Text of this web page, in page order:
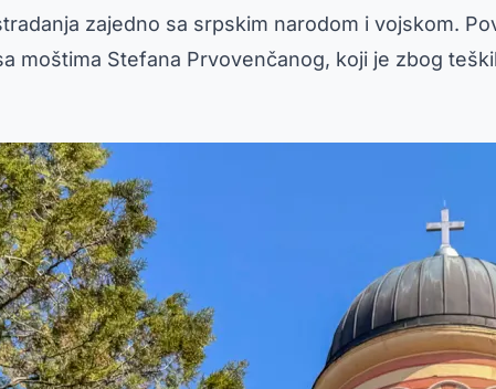
zajedno sa srpskim narodom i vojskom.
moštima Stefana Prvovenčanog, koji je zbog